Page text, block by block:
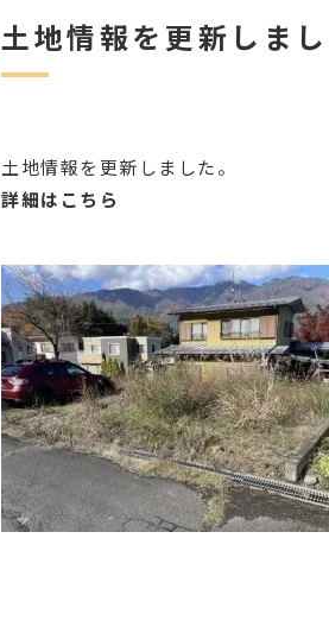
土地情報を更新しま
土地情報を更新しました。
詳細はこちら